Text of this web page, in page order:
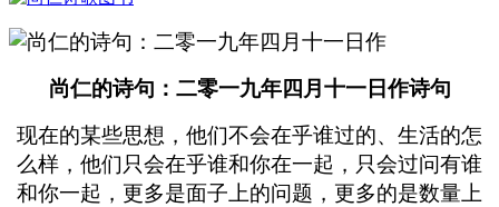
尚仁的诗句：二零一九年四月十一日作诗句
现在的某些思想，他们不会在乎谁过的、生活的怎
么样，他们只会在乎谁和你在一起，只会过问有谁
和你一起，更多是面子上的问题，更多的是数量上